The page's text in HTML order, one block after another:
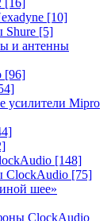
[16]
[10]
Shure [5]
и антенны
[96]
усилители Mipro
[148]
ClockAudio [75]
шее»
ClockAudio